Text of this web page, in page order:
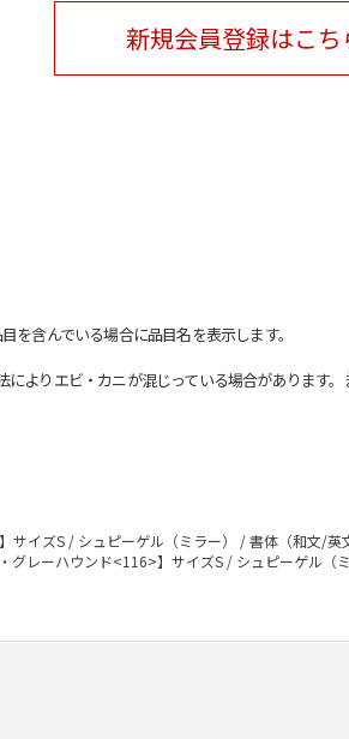
新規会員登録はこち
含んでいる場合に品目名を表示します。
りエビ・カニが混じっている場合があります
イズS / シュピーゲル（ミラー） / 書体（和文/英
グレーハウンド<116>】サイズS / シュピーゲル（